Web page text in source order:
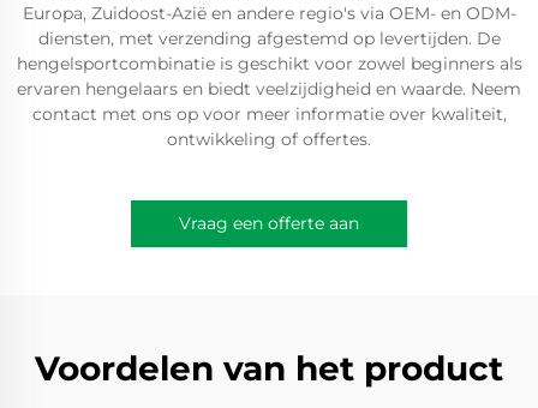
Europa, Zuidoost-Azië en andere regio's via OEM- en ODM-
diensten, met verzending afgestemd op levertijden. De
hengelsportcombinatie is geschikt voor zowel beginners als
ervaren hengelaars en biedt veelzijdigheid en waarde. Neem
contact met ons op voor meer informatie over kwaliteit,
ontwikkeling of offertes.
Vraag een offerte aan
Voordelen van het product